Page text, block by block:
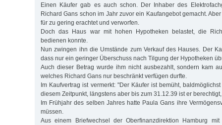
Einen Käufer gab es auch schon. Der Inhaber des
Richard Gans schon im Jahr zuvor ein Kaufangebot gemacht.
für zu gering erachtet und verworfen.
Doch das Haus war mit hohen Hypotheken belastet, die
bedienen konnte.
Nun zwingen ihn die Umstände zum Verkauf des Hauses. Der
dass nur ein geringer Überschuss nach Tilgung der Hypotheken
Auch dieser Betrag wurde ihm nicht ausbezahlt, sondern kam
welches Richard Gans nur beschränkt verfügen durfte.
Im Kaufvertrag ist vermerkt: "Der Käufer ist bemüht,
diesem Zeitpunkt, längstens aber bis zum 31.12.39 ist er
Im Frühjahr des selben Jahres hatte Paula Gans ihre
müssen.
Aus einem Briefwechsel der Oberfinanzdirektion Hamburg mit